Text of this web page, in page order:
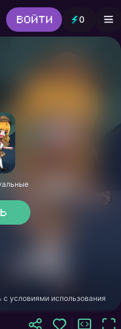
Войти 0
Выбор редакции
с условиями использования